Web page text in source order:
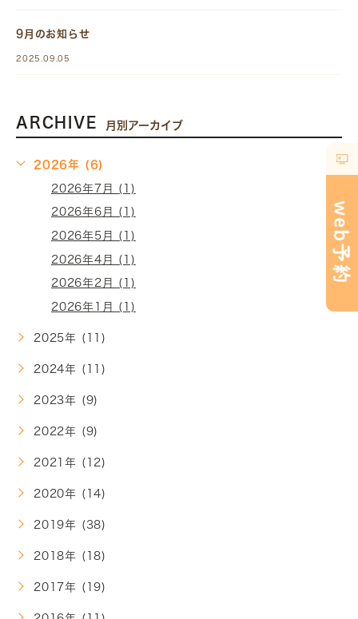
9月のお知らせ
2025.09.05
ARCHIVE 月別アーカイブ
2026年 (6)
2026年7月 (1)
2026年6月 (1)
2026年5月 (1)
2026年4月 (1)
2026年2月 (1)
2026年1月 (1)
2025年 (11)
2024年 (11)
2023年 (9)
2022年 (9)
2021年 (12)
2020年 (14)
2019年 (38)
2018年 (18)
2017年 (19)